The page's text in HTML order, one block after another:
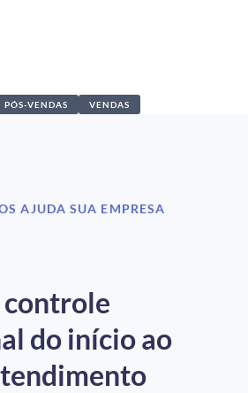
PÓS-VENDAS VENDAS
AJUDA SUA EMPRESA
do início ao